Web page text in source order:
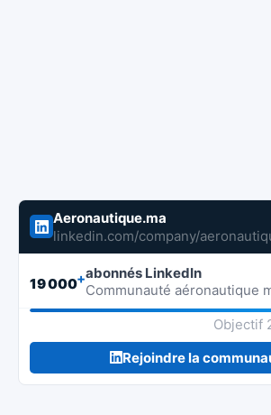
Aeronautique.ma
linkedin.com/company/
19 000+abonnés LinkedIn
Communauté aéronautique
Objectif
Rejoindre la